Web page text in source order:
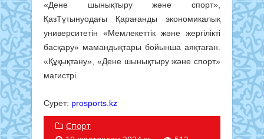
«Дене шынықтыру және спорт»,
ҚазТұтынуодағы Қарағанды экономикалық
университетін «Мемлекеттік және жергілікті
басқару» мамандықтары бойынша аяқтаған.
«Құқықтану», «Дене шынықтыру және спорт»
магистрі.
Сурет: prosports.kz
Спорт